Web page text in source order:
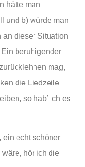
hätte man
und b) würde man
an dieser Situation
beruhigender
mag,
die Liedzeile
so hab’ ich es
ein echt schöner
hör ich die